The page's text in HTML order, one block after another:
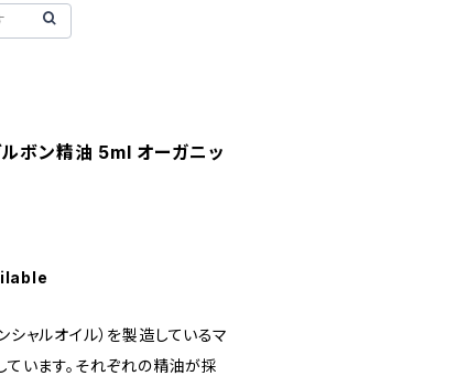
ボン精油 5ml オーガニッ
ャルオイル）を製造しているマ
います。それぞれの精油が採